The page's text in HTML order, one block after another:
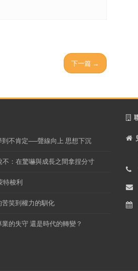
下一篇 →
到不肯定──聲線向上 思想下沉
：在驚嚇與成長之間拿捏分寸
特梭利
笑到權力的馴化
的失守 還是時代的轉變？